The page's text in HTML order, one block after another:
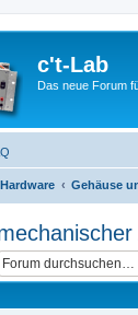
c't-Lab
Das neue Forum
Hardware Gehäuse